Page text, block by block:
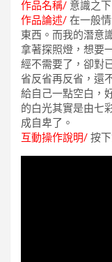
作品名稱/ 意識之下
作品論述/ 在一般
東西。而我的潛意
拿著探照燈，想要
經不需要了，卻對
省反省再反省，還
給自己一點空白，
的白光其實是由七
成自卑了。
互動操作說明/ 按